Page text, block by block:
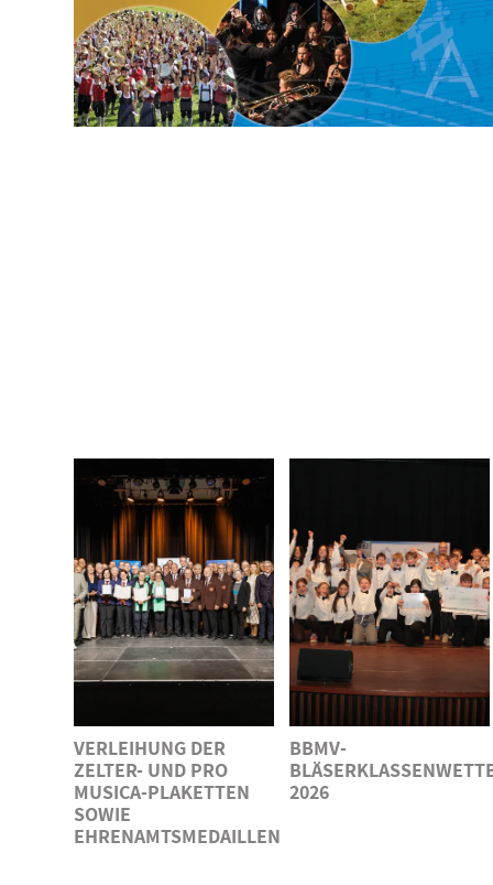
VERLEIHUNG DER
ZELTER- UND PRO
MUSICA-PLAKETTEN
SOWIE
EHRENAMTSMEDAILLEN
BBMV-
2026